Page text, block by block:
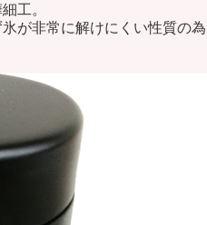
工。
が非常に解けにくい性質の